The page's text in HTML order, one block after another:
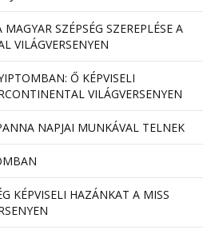
SZÉPSÉG SZEREPLÉSE A
VILÁGVERSENYEN
Ő KÉPVISELI
VILÁGVERSENYEN
NAPJAI MUNKÁVAL TELNEK
KÉPVISELI HAZÁNKAT A MISS